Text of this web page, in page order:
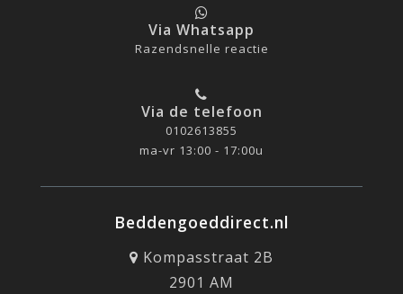
Via Whatsapp
Razendsnelle reactie
Via de telefoon
0102613855
ma-vr 13:00 - 17:00u
Beddengoeddirect.nl
Kompasstraat 2B
2901 AM